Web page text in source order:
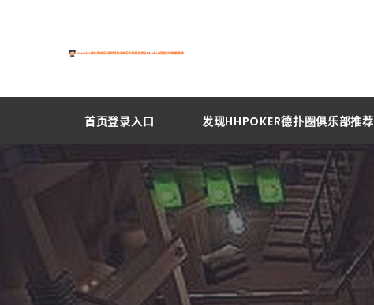
首页登录入口 发现HHPOKER德扑圈俱乐部推荐